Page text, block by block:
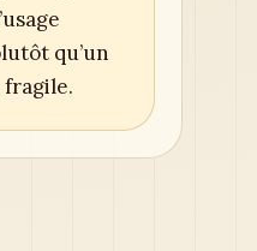
qu’un
fragile.